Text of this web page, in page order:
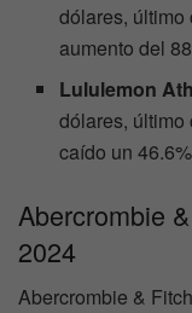
dólares, último
aumento del
Lululemon
dólares, último
caído un
Abercrombie
2024
Abercrombie &